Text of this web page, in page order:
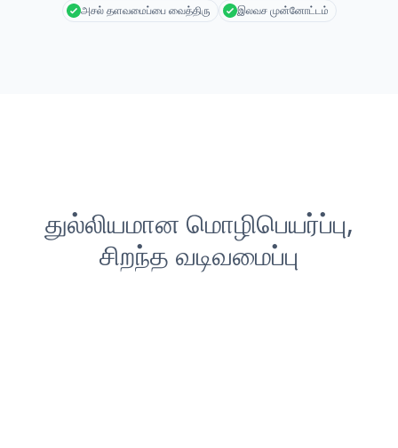
அசல் தளவமைப்பை வைத்திரு
இலவச முன்னோட்டம்
துல்லியமான மொழிபெயர்ப்பு,
சிறந்த வடிவமைப்பு